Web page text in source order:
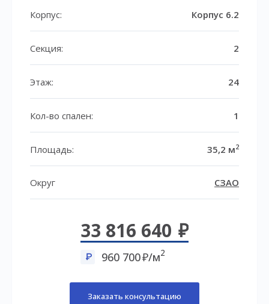
Корпус: Корпус 6.2
Секция: 2
Этаж: 24
Кол-во спален: 1
Площадь: 35,2 м2
Округ СЗАО
33 816 640
960 700 /м2
Заказать консультацию